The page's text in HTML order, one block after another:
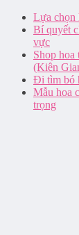
Lựa chọn
Bí quyết
vực
Shop
(Kiên
Đi tìm bó
Mẫu hoa
trọng